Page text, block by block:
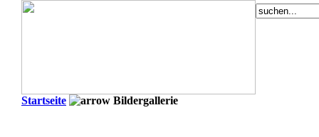
Startseite Bildergallerie